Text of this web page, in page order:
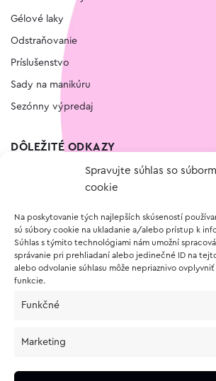
Spravujte súhlas so
cookie
Na poskytovanie tých najlepších skúseností
sú súbory cookie na ukladanie a/alebo prístup k
Súhlas s týmito technológiami nám umožní
správanie pri prehliadaní alebo jedinečné ID na
alebo odvolanie súhlasu môže nepriaznivo
funkcie.
Funkčné
Marketing
Gélové laky
Odstraňovanie
Príslušenstvo
Sady na manikúru
Sezónny výpredaj
DÔLEŽITÉ ODKAZY
Vernostný program
O NÁKUPE
Vrátenie a reklamácia tovaru